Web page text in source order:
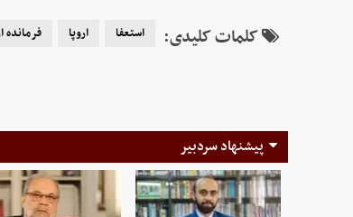
کلمات کلیدی: استعفا اروپا فرمانده
پیشنهاد سردبیر